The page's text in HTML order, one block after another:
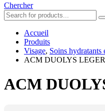
Chercher
Accueil
Produits
Visage, Soins hydratants
ACM DUOLYS
ACM